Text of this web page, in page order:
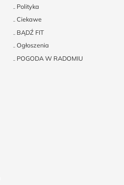
Polityka
Ciekawe
BĄDŹ FIT
Ogłoszenia
POGODA W RADOMIU